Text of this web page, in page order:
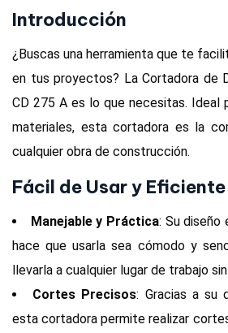
Introducción
¿Buscas una herramienta que te
en tus proyectos? La Cortadora de
CD 275 A es lo que necesitas. Ideal
materiales, esta cortadora es la
cualquier obra de construcción.
Fácil de Usar y Eficiente
Manejable y Práctica: Su diseño
hace que usarla sea cómodo y
llevarla a cualquier lugar de trabajo
Cortes Precisos: Gracias a su
esta cortadora permite realizar